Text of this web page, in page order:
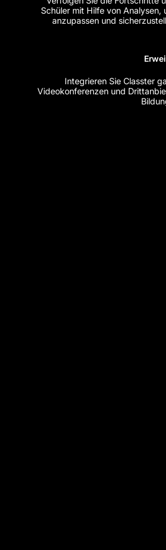
Schüler mit Hilfe von
anzupassen und
Integrieren Sie Classter
Videokonferenzen und